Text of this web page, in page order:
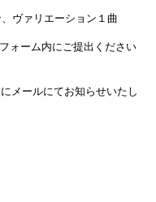
ヴァリエーション１曲
ォーム内にご提出ください
メールにてお知らせいたし